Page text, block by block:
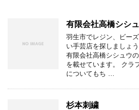
有限会社高橋シシ
羽生市でレジン、ビー
い手芸店を探しましょ
有限会社高橋シシュウ
を載せています。 クラ
についてもち …
杉本刺繍